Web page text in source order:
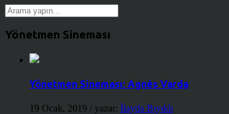
Yönetmen Sineması
Yönetmen Sineması: Agnès Varda
19 Ocak, 2019 / yazar: İlayda Bıyıklı